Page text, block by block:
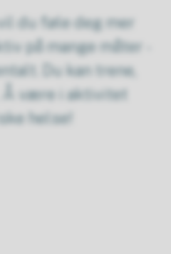
du føle deg mer
på mange måter -
Du kan trene,
være i aktivitet
helse!